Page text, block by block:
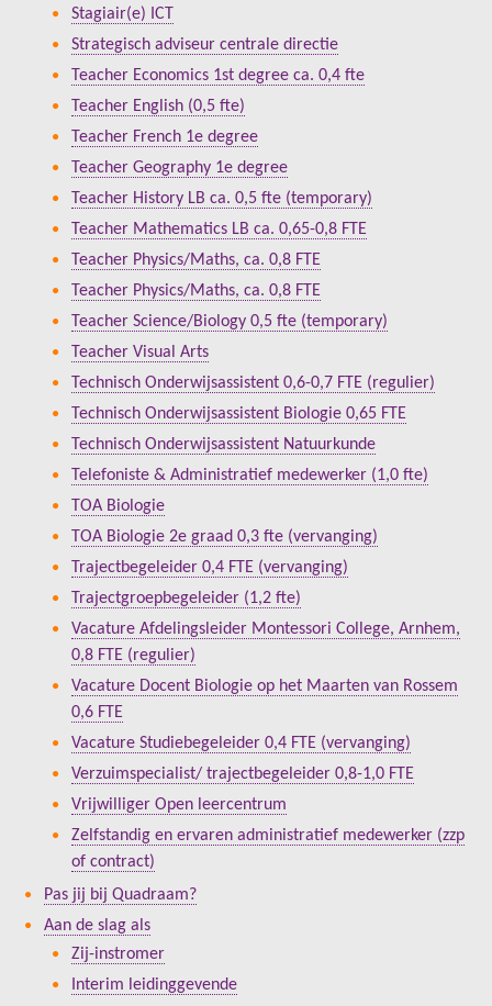
Stagiair(e) ICT
Strategisch adviseur centrale directie
Teacher Economics 1st degree ca. 0,4 fte
Teacher English (0,5 fte)
Teacher French 1e degree
Teacher Geography 1e degree
Teacher History LB ca. 0,5 fte (temporary)
Teacher Mathematics LB ca. 0,65-0,8 FTE
Teacher Physics/Maths, ca. 0,8 FTE
Teacher Physics/Maths, ca. 0,8 FTE
Teacher Science/Biology 0,5 fte (temporary)
Teacher Visual Arts
Technisch Onderwijsassistent 0,6-0,7 FTE (regulier)
Technisch Onderwijsassistent Biologie 0,65 FTE
Technisch Onderwijsassistent Natuurkunde
Telefoniste & Administratief medewerker (1,0 fte)
TOA Biologie
TOA Biologie 2e graad 0,3 fte (vervanging)
Trajectbegeleider 0,4 FTE (vervanging)
Trajectgroepbegeleider (1,2 fte)
Vacature Afdelingsleider Montessori College, Arnhem,
0,8 FTE (regulier)
Vacature Docent Biologie op het Maarten van Rossem
0,6 FTE
Vacature Studiebegeleider 0,4 FTE (vervanging)
Verzuimspecialist/ trajectbegeleider 0,8-1,0 FTE
Vrijwilliger Open leercentrum
Zelfstandig en ervaren administratief medewerker (zzp
of contract)
Pas jij bij Quadraam?
Aan de slag als
Zij-instromer
Interim leidinggevende